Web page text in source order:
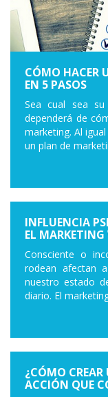
CÓMO HACER
EN 5 PASOS
Sea cual sea
dependerá de
marketing. Al
un plan de
INFLUENCIA
EL MARKETING
Consciente o
rodean afectan
nuestro estado
diario. El
¿CÓMO
ACCIÓN QUE